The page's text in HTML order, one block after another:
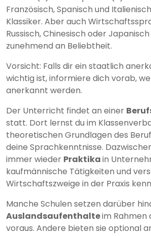
Französisch, Spanisch und
Klassiker. Aber auch
Russisch, Chinesisch oder
zunehmend an Beliebtheit.
Vorsicht: Falls dir ein staatlich
wichtig ist, informiere dich vorab,
anerkannt werden.
Der Unterricht findet an einer
statt. Dort lernst du im
theoretischen Grundlagen des
deine Sprachkenntnisse.
immer wieder Praktikain
kaufmännische Tätigkeiten und
Wirtschaftszweige in der Praxis
Manche Schulen setzen darüber
Auslandsaufenthalteim Rahmen
voraus. Andere bieten sie optional